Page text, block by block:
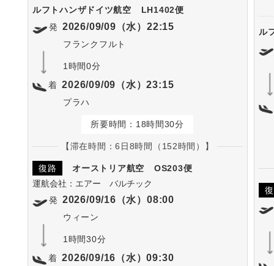
ルフトハンザドイツ航空
LH1402便
発 2026/09/09（水）22:15
フランクフルト
1時間0分
着 2026/09/09（水）23:15
プラハ
所要時間：18時間30分
【滞在時間：6日8時間（152時間）】
復路 オーストリア航空
OS203便
運航会社：エアー バルチック
発 2026/09/16（水）08:00
ウィーン
1時間30分
着 2026/09/16（水）09:30
ル